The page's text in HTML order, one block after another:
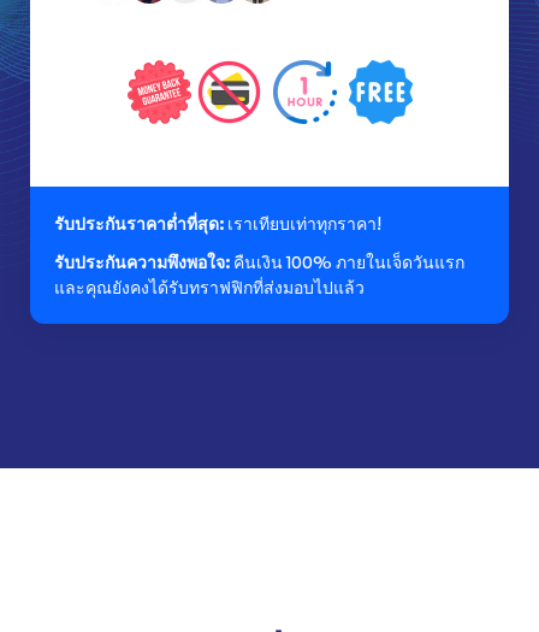
รับประกันราคาต่ำที่สุด: เราเทียบเท่าทุกราคา!
รับประกันความพึงพอใจ: คืนเงิน 100% ภายในเจ็ดวันแรก
และคุณยังคงได้รับทราฟฟิกที่ส่งมอบไปแล้ว